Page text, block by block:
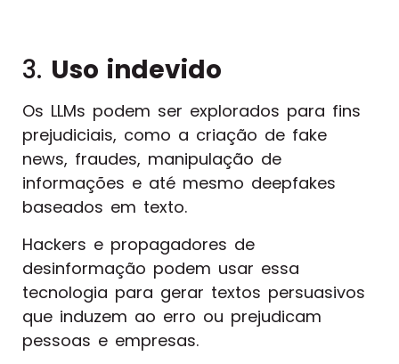
3. Uso indevido
Os LLMs podem ser explorados para fins
prejudiciais, como a criação de fake
news, fraudes, manipulação de
informações e até mesmo deepfakes
baseados em texto.
Hackers e propagadores de
desinformação podem usar essa
tecnologia para gerar textos persuasivos
que induzem ao erro ou prejudicam
pessoas e empresas.